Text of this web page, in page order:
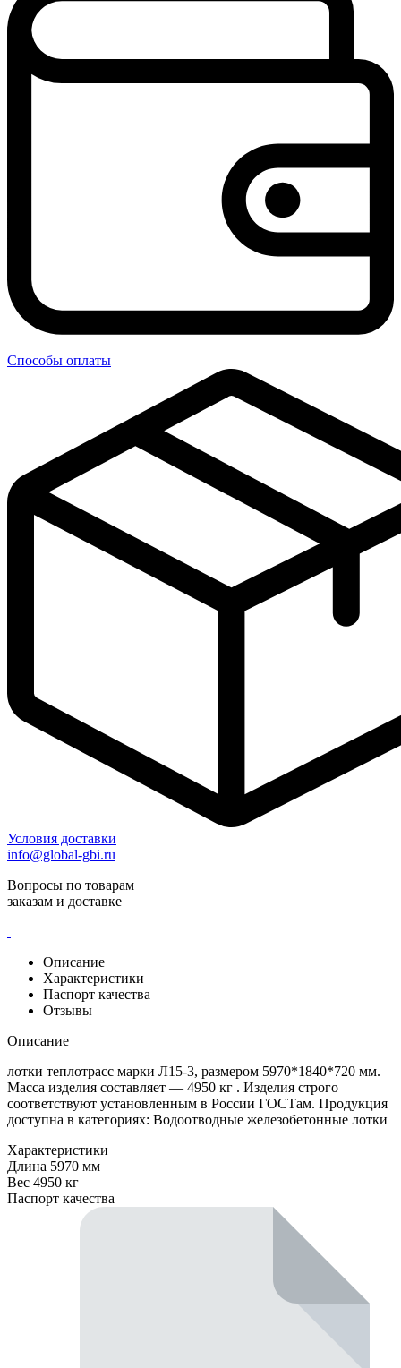
Способы оплаты
Условия доставки
info@global-gbi.ru
Вопросы по товарам
заказам и доставке
Описание
Характеристики
Паспорт качества
Отзывы
Описание
лотки теплотрасс марки Л15-3, размером 5970*1840*720 мм.
Масса изделия составляет — 4950 кг . Изделия строго
соответствуют установленным в России ГОСТам. Продукция
доступна в категориях: Водоотводные железобетонные лотки
Характеристики
Длина 5970 мм
Вес 4950 кг
Паспорт качества